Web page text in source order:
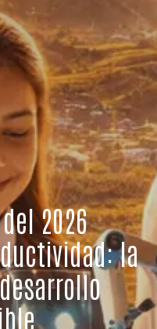
2026
la